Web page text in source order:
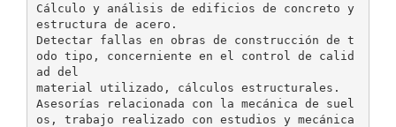
Cálculo y análisis de edificios de concreto y
estructura de acero.
Detectar fallas en obras de construcción de t
odo tipo, concerniente en el control de calid
ad del
material utilizado, cálculos estructurales.
Asesorías relacionada con la mecánica de suel
os, trabajo realizado con estudios y mecánica